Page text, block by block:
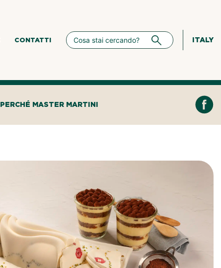
CONTATTI ITALY
PERCHÉ MASTER MARTINI